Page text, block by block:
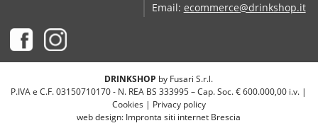
Email: ecommerce@drinkshop.it
DRINKSHOP by Fusari S.r.l.
P.IVA e C.F. 03150710170 - N. REA BS 333995 – Cap. Soc. € 600.000,00 i.v. |
Cookies| Privacy policy
web design: Impronta siti internet Brescia